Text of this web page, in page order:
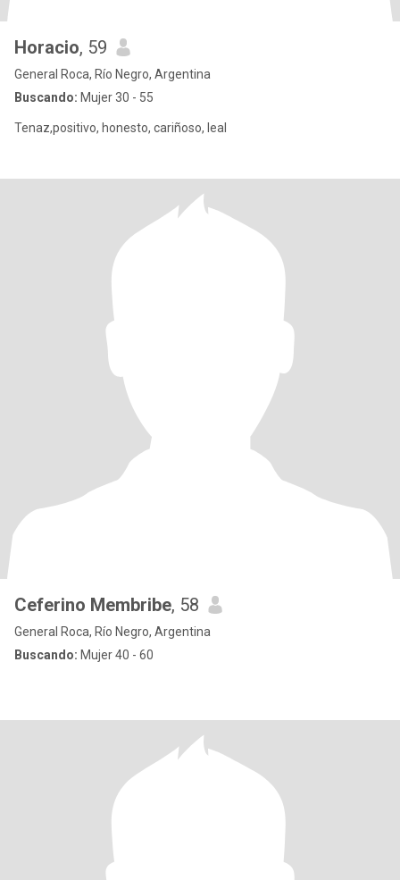
Horacio, 59
General Roca, Río Negro, Argentina
Buscando: Mujer 30 - 55
Tenaz,positivo, honesto, cariñoso, leal
Ceferino Membribe, 58
General Roca, Río Negro, Argentina
Buscando: Mujer 40 - 60